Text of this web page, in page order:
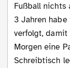
Fußball nichts
3 Jahren
verfolgt, damit
Morgen eine
Schreibtisch